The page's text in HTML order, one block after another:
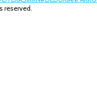
reserved.